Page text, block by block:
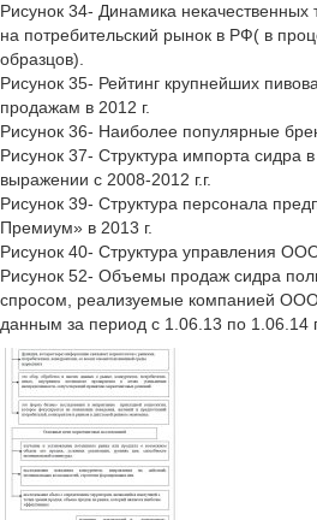
Рисунок 34- Динамика некачественных
на потребительский рынок в РФ( в
образцов).
Рисунок 35- Рейтинг крупнейших
продажам в 2012 г.
Рисунок 36- Наиболее популярные
Рисунок 37- Структура импорта сидра
выражении с 2008-2012 г.г.
Рисунок 39- Структура персонала
Премиум» в 2013 г.
Рисунок 40- Структура управления
Рисунок 52- Объемы продаж сидра
спросом, реализуемые компанией
данным за период с 1.06.13 по 1.06.14